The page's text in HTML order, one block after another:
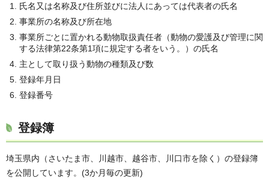
氏名又は名称及び住所並びに法人にあっては代表者の氏名
事業所の名称及び所在地
事業所ごとに置かれる動物取扱責任者（動物の愛護及び管理に関
する法律第22条第1項に規定する者をいう。）の氏名
主として取り扱う動物の種類及び数
登録年月日
登録番号
登録簿
埼玉県内（さいたま市、川越市、越谷市、川口市を除く）の登録簿
を公開しています。(3か月毎の更新)